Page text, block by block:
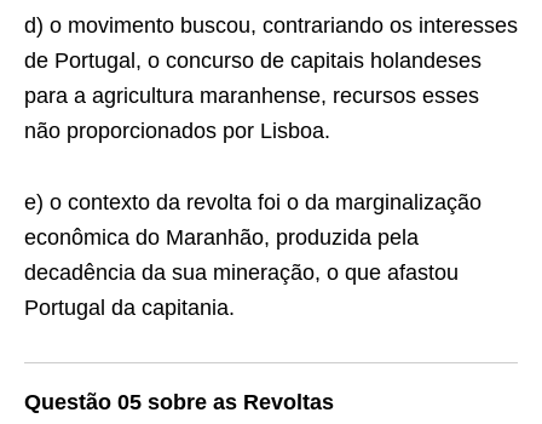
d) o movimento buscou, contrariando os interesses
de Portugal, o concurso de capitais holandeses
para a agricultura maranhense, recursos esses
não proporcionados por Lisboa.
e) o contexto da revolta foi o da marginalização
eco­nômica do Maranhão, produzida pela
decadência da sua mineração, o que afastou
Portugal da capitania.
Questão 05 sobre as Revoltas